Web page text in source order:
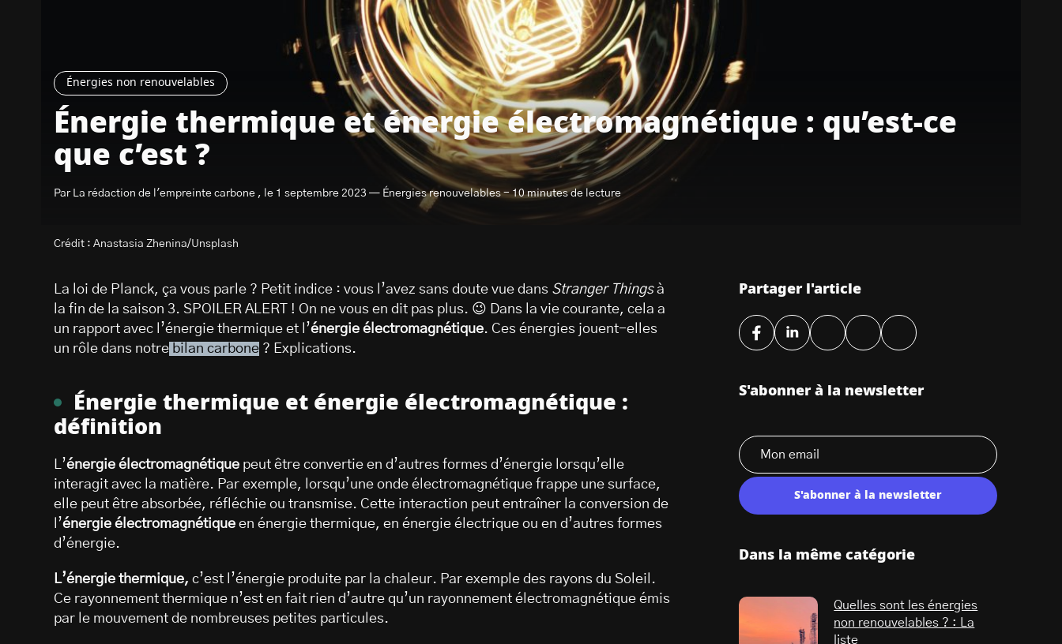
Énergies non renouvelables
Énergie thermique et énergie électromagnétique : qu’est-ce
que c’est ?
Par La rédaction de l'empreinte carbone , le 1 septembre 2023 — Énergies renouvelables - 10 minutes de lecture
Crédit : Anastasia Zhenina/Unsplash
La loi de Planck, ça vous parle ? Petit indice : vous l’avez sans doute vue dans Stranger Thingsà
la fin de la saison 3. SPOILER ALERT ! On ne vous en dit pas plus. 😉 Dans la vie courante, cela a
un rapport avec l’énergie thermique et l’énergie électromagnétique. Ces énergies jouent-elles
un rôle dans notre bilan carbone ? Explications.
Énergie thermique et énergie électromagnétique :
définition
L’énergie électromagnétique peut être convertie en d’autres formes d’énergie lorsqu’elle
interagit avec la matière. Par exemple, lorsqu’une onde électromagnétique frappe une surface,
elle peut être absorbée, réfléchie ou transmise. Cette interaction peut entraîner la conversion de
l’énergie électromagnétique en énergie thermique, en énergie électrique ou en d’autres formes
d’énergie.
L’énergie thermique, c’est l’énergie produite par la chaleur. Par exemple des rayons du Soleil.
Ce rayonnement thermique n’est en fait rien d’autre qu’un rayonnement électromagnétique émis
par le mouvement de nombreuses petites particules.
Partager l'article
S'abonner à la newsletter
S'abonner à la newsletter
Dans la même catégorie
Quelles sont les énergies
non renouvelables ? : La
liste